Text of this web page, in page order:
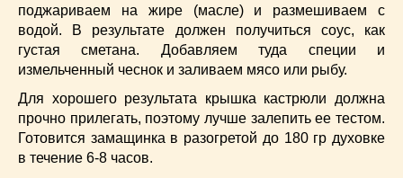
поджариваем на жире (масле) и размешиваем с
водой. В результате должен получиться соус, как
густая сметана. Добавляем туда специи и
измельченный чеснок и заливаем мясо или рыбу.
Для хорошего результата крышка кастрюли должна
прочно прилегать, поэтому лучше залепить ее тестом.
Готовится замащинка в разогретой до 180 гр духовке
в течение 6-8 часов.